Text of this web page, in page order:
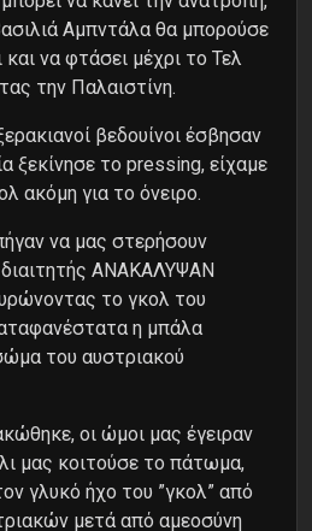
Αμπντάλα θα μπορούσε
να φτάσει μέχρι το Τελ
την Παλαιστίνη.
βεδουίνοι έσβησαν
ξεκίνησε το pressing, είχαμε
ακόμη για το όνειρο.
να μας στερήσουν
διαιτητής ΑΝΑΚΑΛΥΨΑΝ
το γκολ του
η μπάλα
του αυστριακού
οι ώμοι μας έγειραν
μας κοιτούσε το πάτωμα,
γλυκό ήχο του ”γκολ” από
μετά από αμεοσύνη